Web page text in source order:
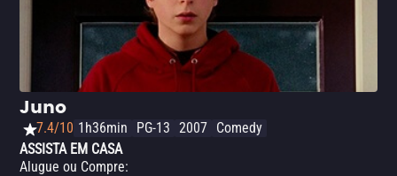
está na forma como a história é contada: de trás para
frente, exigindo do espectador atenção redobrada.
Juno
7.4/10 1h36min PG-13 2007 Comedy
ASSISTA EM CASA
Alugue ou Compre: